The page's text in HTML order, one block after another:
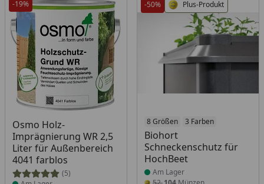
-19%
Osmo Holz-
Imprägnierung WR 2,5
Liter für Außenbereich
4041 farblos
(5)
Produkt am Lager
-50% Plus-Produkt
8 Größen 3 Farben
Biohort
Schneckenschutz für
HochBeet
Produkt am Lager
Am Lager